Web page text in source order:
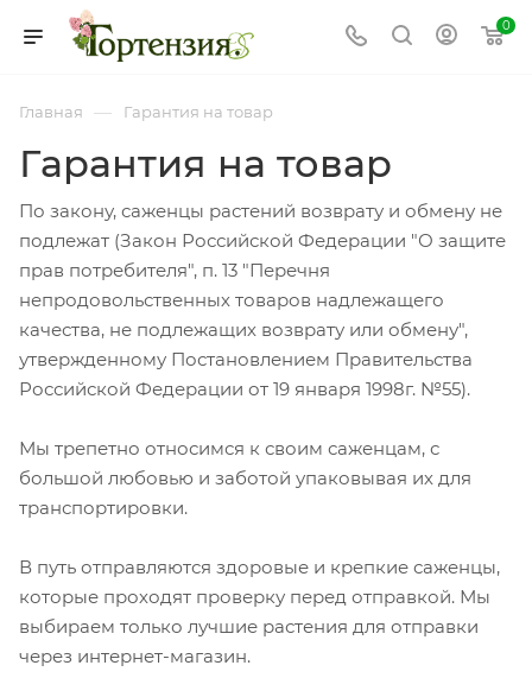
0
Главная — Гарантия на товар
Гарантия на товар
По закону, саженцы растений возврату и обмену не
подлежат (Закон Российской Федерации "О защите
прав потребителя", п. 13 "Перечня
непродовольственных товаров надлежащего
качества, не подлежащих возврату или обмену",
утвержденному Постановлением Правительства
Российской Федерации от 19 января 1998г. №55).
Мы трепетно относимся к своим саженцам, с
большой любовью и заботой упаковывая их для
транспортировки.
В путь отправляются здоровые и крепкие саженцы,
которые проходят проверку перед отправкой. Мы
выбираем только лучшие растения для отправки
через интернет-магазин.